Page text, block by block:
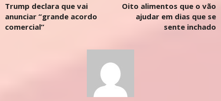
Trump declara que vai
anunciar “grande acordo
comercial”
Oito alimentos que o vão
ajudar em dias que se
sente inchado